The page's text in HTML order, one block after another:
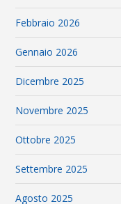
Febbraio 2026
Gennaio 2026
Dicembre 2025
Novembre 2025
Ottobre 2025
Settembre 2025
Agosto 2025